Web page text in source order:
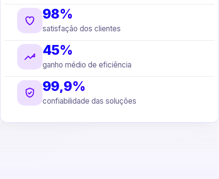
98%
satisfação dos clientes
45%
ganho médio de eficiência
99,9%
confiabilidade das soluções